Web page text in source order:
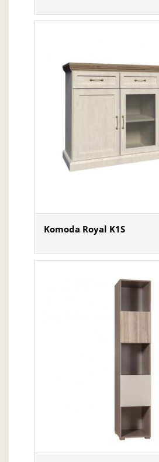
Komoda Royal K1S